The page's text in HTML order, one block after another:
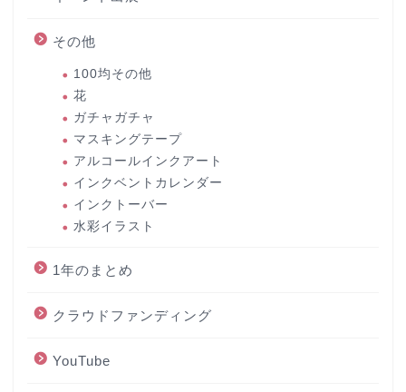
その他
100均その他
花
ガチャガチャ
マスキングテープ
アルコールインクアート
インクベントカレンダー
インクトーバー
水彩イラスト
1年のまとめ
クラウドファンディング
YouTube